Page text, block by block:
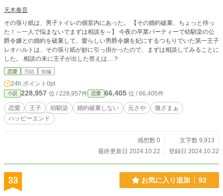
天木奏音
その張り紙は、男子トイレの個室内にあった。 【その婚約破棄、ちょっと待っ
た！～一人で悩まないでまずは相談を～】 今夜の卒業パーティーで幼馴染の公
爵令嬢との婚約を破棄して、愛らしい男爵令嬢を妃にするつもりでいた第一王子
レオハルトは、その張り紙が妙に引っ掛かったので、まずは相談してみることに
した。 相談の末に王子が出した答えは…？
恋愛 完結 短編
24h.ポイント 0pt
小説 228,957 位 / 228,957件 恋愛 66,405 位 / 66,405件
恋愛 王子 幼馴染 婚約破棄しない 元さや
微ざまぁ
ハッピーエンド
感想数 0
文字数 9,913
最終更新日 2024.10.22
登録日 2024.10.22
33 お気に入り追加 92